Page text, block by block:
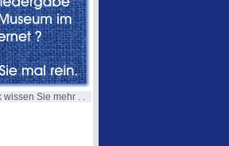
Sie mehr . .